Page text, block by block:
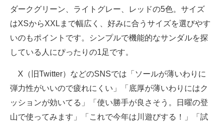
ダークグリーン、ライトグレー、レッドの5色。サイズ
はXSからXXLまで幅広く、好みに合うサイズを選びやす
いのもポイントです。シンプルで機能的なサンダルを探
している人にぴったりの1足です。
X（旧Twitter）などのSNSでは「ソールが薄いわりに
弾力性がいいので疲れにくい」「底厚が薄いわりにはク
ッションが効いてる」「使い勝手が良さそう。日曜の登
山で使ってみます」「これで今年は川遊びする！」「試